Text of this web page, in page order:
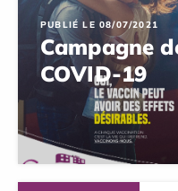
PUBLIÉ LE 08/07/2021
Campagne
COVID-19